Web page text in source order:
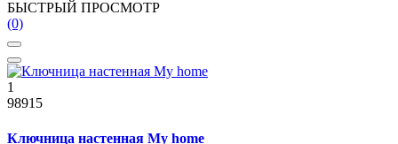
БЫСТРЫЙ ПРОСМОТР
(0)
1
98915
Ключница настенная My home